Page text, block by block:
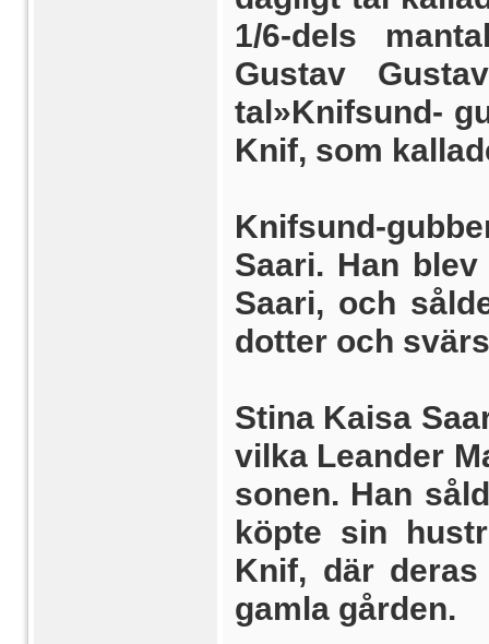
1/6-dels
Gustav
tal»Knifsund-
Knif, som
Knifsund-
Saari. Han
Saari, och
dotter och
Stina Kaisa
vilka Leander
sonen. Han
köpte sin
Knif, där
gamla gården.